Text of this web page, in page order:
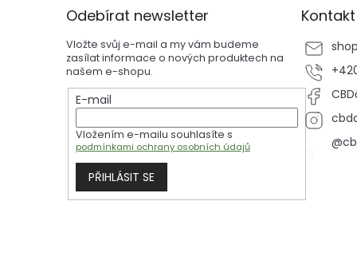
Odebírat newsletter
Vložte svůj e-mail a my vám budeme
zasílat informace o nových produktech na
našem e-shopu.
E-mail
Vložením e-mailu souhlasíte s
podmínkami ochrany osobních údajů
PŘIHLÁSIT SE
Kontakt
shop